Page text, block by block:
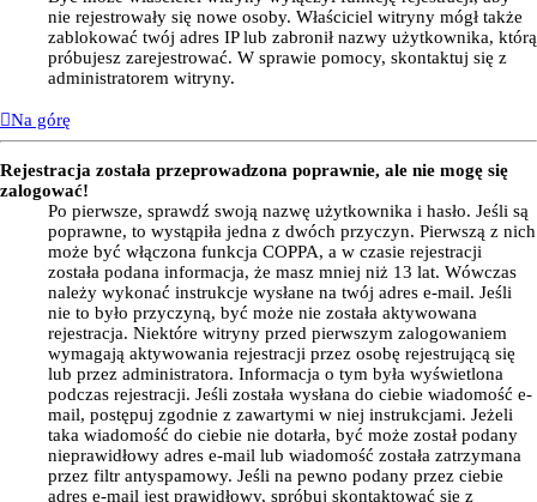
nie rejestrowały się nowe osoby. Właściciel witryny mógł także
zablokować twój adres IP lub zabronił nazwy użytkownika, którą
próbujesz zarejestrować. W sprawie pomocy, skontaktuj się z
administratorem witryny.
Na górę
Rejestracja została przeprowadzona poprawnie, ale nie mogę się
zalogować!
Po pierwsze, sprawdź swoją nazwę użytkownika i hasło. Jeśli są
poprawne, to wystąpiła jedna z dwóch przyczyn. Pierwszą z nich
może być włączona funkcja COPPA, a w czasie rejestracji
została podana informacja, że masz mniej niż 13 lat. Wówczas
należy wykonać instrukcje wysłane na twój adres e-mail. Jeśli
nie to było przyczyną, być może nie została aktywowana
rejestracja. Niektóre witryny przed pierwszym zalogowaniem
wymagają aktywowania rejestracji przez osobę rejestrującą się
lub przez administratora. Informacja o tym była wyświetlona
podczas rejestracji. Jeśli została wysłana do ciebie wiadomość e-
mail, postępuj zgodnie z zawartymi w niej instrukcjami. Jeżeli
taka wiadomość do ciebie nie dotarła, być może został podany
nieprawidłowy adres e-mail lub wiadomość została zatrzymana
przez filtr antyspamowy. Jeśli na pewno podany przez ciebie
adres e-mail jest prawidłowy, spróbuj skontaktować się z